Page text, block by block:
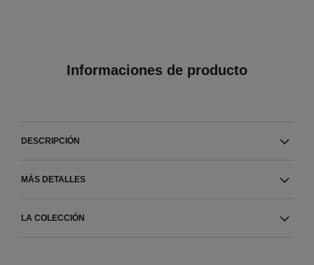
Informaciones de producto
DESCRIPCIÓN
MÁS DETALLES
LA COLECCIÓN